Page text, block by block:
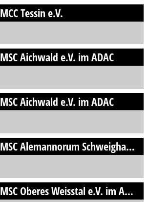
MCC Tessin e.V.
MSC Aichwald e.V. im ADAC
MSC Aichwald e.V. im ADAC
MSC Alemannorum Schweighausen e.V.
MSC Oberes Weisstal e.V. im ADAC